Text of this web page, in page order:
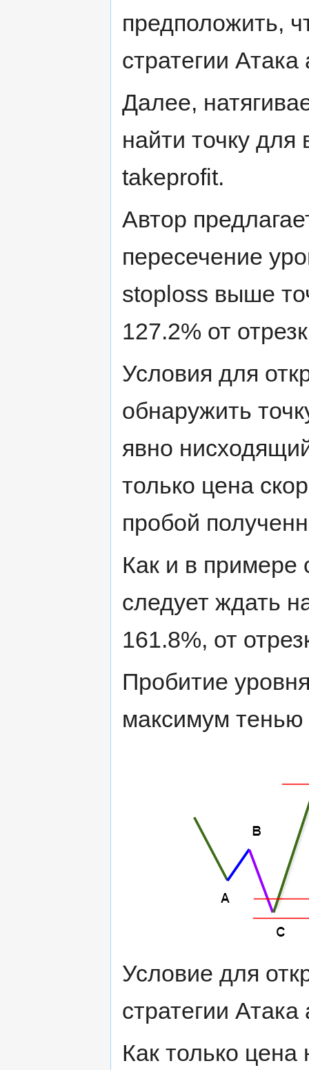
предположить,
стратегии
Далее,
найти точку для
takeprofit.
Автор
пересечение
stoploss выше
127.2% от
Условия для
обнаружить
явно
только цена
пробой
Как и в примере
следует ждать
161.8%, от
Пробитие
максимум тенью
Условие для
стратегии Атака
Как только цена